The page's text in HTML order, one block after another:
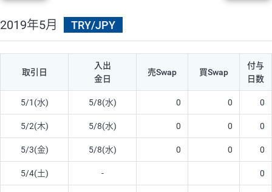
2019年5月 TRY/JPY
取引日
入出
金日
売Swap 買Swap
付与
日数
5/1(水) 5/8(水) 0 0 0
5/2(木) 5/8(水) 0 0 0
5/3(金) 5/8(水) 0 0 0
5/4(土) - 0